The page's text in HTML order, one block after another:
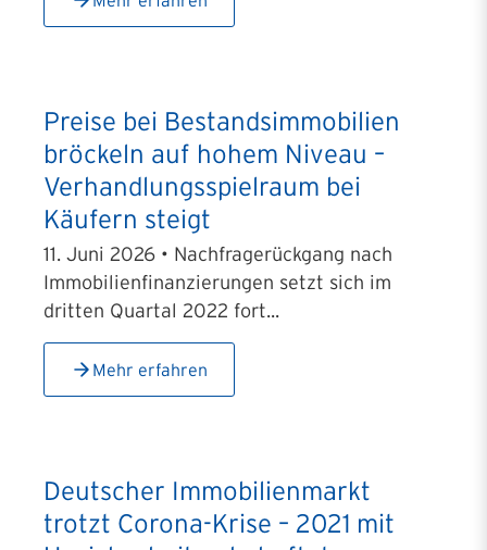
Preise bei Bestandsimmobilien
bröckeln auf hohem Niveau –
Verhandlungsspielraum bei
Käufern steigt
11. Juni 2026 • Nachfragerückgang nach
Immobilienfinanzierungen setzt sich im
dritten Quartal 2022 fort...
Mehr erfahren
Deutscher Immobilienmarkt
trotzt Corona-Krise – 2021 mit